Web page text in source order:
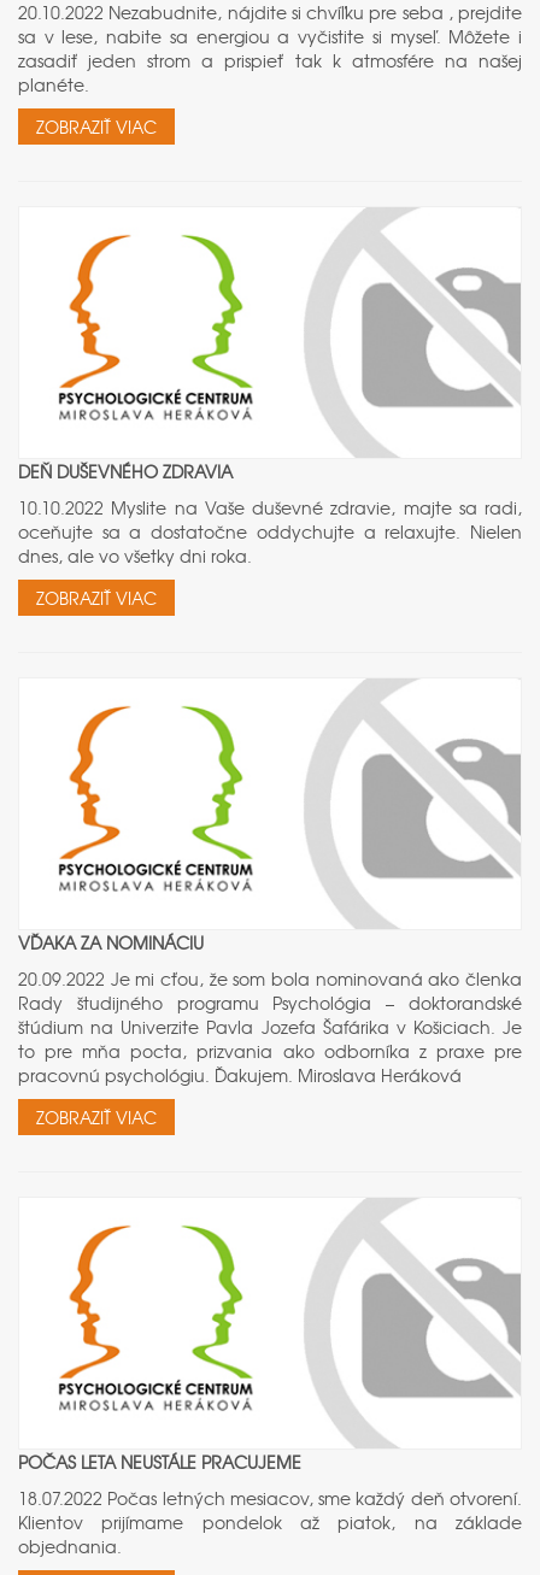
20.10.2022 Nezabudnite, nájdite si chvíľku pre seba , prejdite
sa v lese, nabite sa energiou a vyčistite si myseľ. Môžete i
zasadiť jeden strom a prispieť tak k atmosfére na našej
planéte.
ZOBRAZIŤ VIAC
DEŇ DUŠEVNÉHO ZDRAVIA
10.10.2022 Myslite na Vaše duševné zdravie, majte sa radi,
oceňujte sa a dostatočne oddychujte a relaxujte. Nielen
dnes, ale vo všetky dni roka.
ZOBRAZIŤ VIAC
VĎAKA ZA NOMINÁCIU
20.09.2022 Je mi cťou, že som bola nominovaná ako členka
Rady študijného programu Psychológia – doktorandské
štúdium na Univerzite Pavla Jozefa Šafárika v Košiciach. Je
to pre mňa pocta, prizvania ako odborníka z praxe pre
pracovnú psychológiu. Ďakujem. Miroslava Heráková
ZOBRAZIŤ VIAC
POČAS LETA NEUSTÁLE PRACUJEME
18.07.2022 Počas letných mesiacov, sme každý deň otvorení.
Klientov prijímame pondelok až piatok, na základe
objednania.